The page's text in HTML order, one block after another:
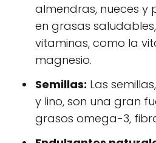
almendras, nueces y
en grasas
vitaminas, como la
magnesio.
Semillas: Las
y lino, son una gran
grasos omega-3,